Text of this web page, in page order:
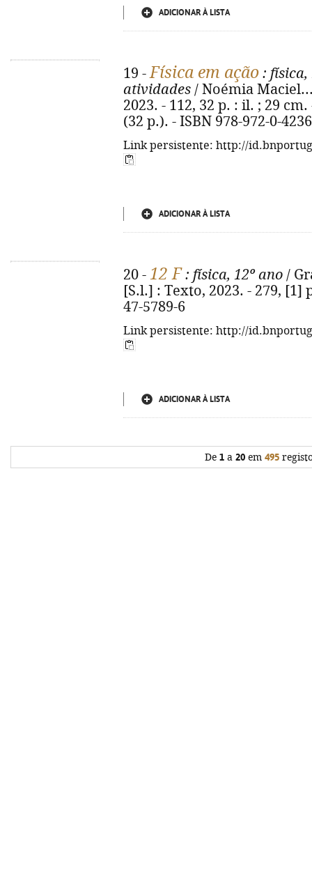
ADICIONAR À LISTA
19 -Física em ação : física,
atividades / Noémia
2023. - 112, 32 p. : il. ; 29
(32 p.). - ISBN 978-972-0-
Link persistente: http://
ADICIONAR À LISTA
20 - 12 F : física, 12º ano /
[S.l.] : Texto, 2023. - 279, [1]
47-5789-6
Link persistente: http://
ADICIONAR À LISTA
De 1 a 20 em 495